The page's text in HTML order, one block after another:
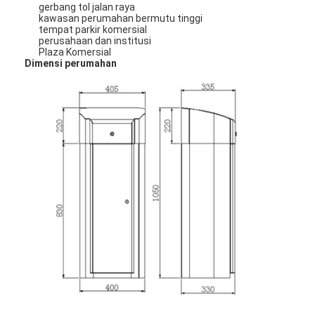
Tentang Kami
Tur Pabrik
Berita
Otomatis Barrier Gate
gerbang tol jalan raya
kawasan perumahan bermutu tinggi
tempat parkir komersial
perusahaan dan institusi
Plaza Komersial
Dimensi perumahan